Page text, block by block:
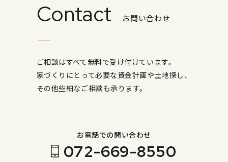
Contact お問い合わせ
ご相談はすべて無料で受け付けています。
家づくりにとって必要な資金計画や土地探し、
その他些細なご相談も承ります。
お電話での問い合わせ
072-669-8550